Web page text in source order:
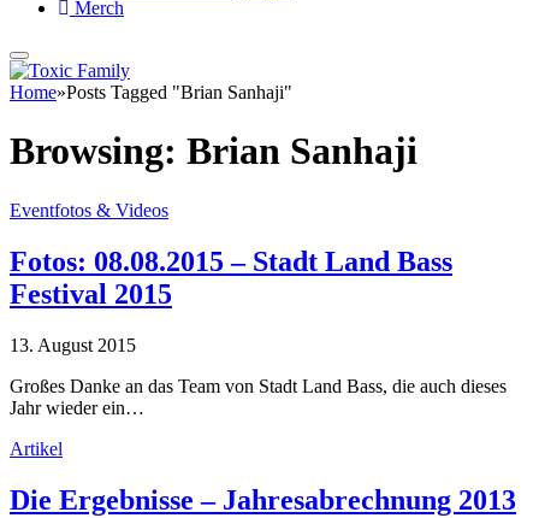
Merch
Home»Posts Tagged "Brian Sanhaji"
Browsing: Brian Sanhaji
Eventfotos & Videos
Fotos: 08.08.2015 – Stadt Land Bass
Festival 2015
13. August 2015
Großes Danke an das Team von Stadt Land Bass, die auch dieses
Jahr wieder ein…
Artikel
Die Ergebnisse – Jahresabrechnung 2013